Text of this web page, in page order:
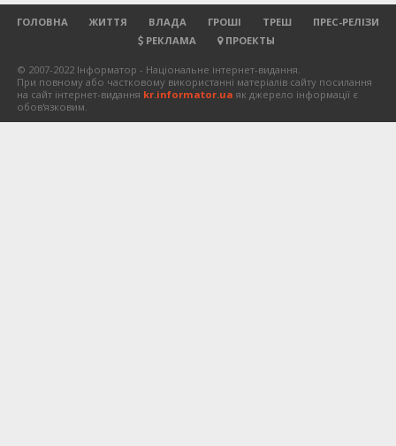
ГОЛОВНА ЖИТТЯ ВЛАДА ГРОШІ ТРЕШ
ПРЕС-РЕЛІЗИ
РЕКЛАМА
ПРОЕКТЫ
© 2007-2022 Інформатор - Національне інтернет-видання.
При повному або частковому використанні матеріалів сайту посилання
на сайт інтернет-видання kr.informator.ua як джерело інформації є
обов'язковим.